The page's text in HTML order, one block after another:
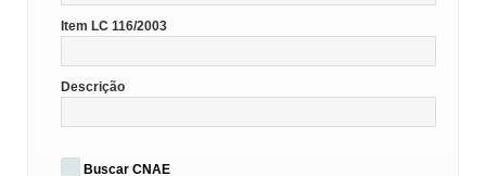
Item LC 116/2003
Descrição
Buscar CNAE